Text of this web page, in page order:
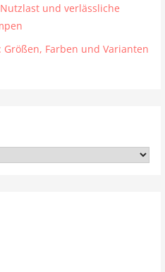
und verlässliche
Farben und Varianten